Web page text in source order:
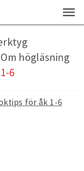
för åk 1-6
Om högläsning
6